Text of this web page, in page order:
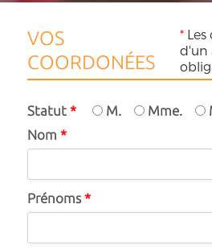
VOS
COORDONÉES
*Les
d'un
Statut * M. Mme.
Nom *
Prénoms*